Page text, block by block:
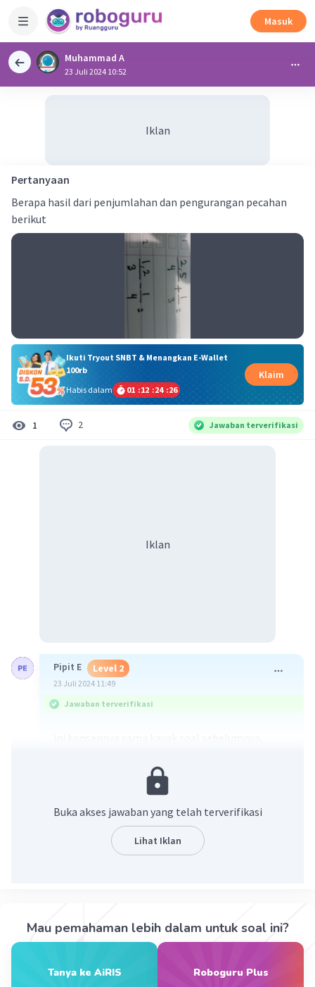
Masuk
Muhammad A
23 Juli 2024 10:52
Iklan
Pertanyaan
Berapa hasil dari penjumlahan dan pengurangan pecahan
berikut
Ikuti Tryout SNBT & Menangkan E-Wallet
100rb
Habis dalam
01 :12 :24 :26
Klaim
1 2 Jawaban terverifikasi
Iklan
Pipit E Level 2
23 Juli 2024 11:49
Jawaban terverifikasi
Muhammad A Level 100
Thanks:)
Buka akses jawaban yang telah terverifikasi
Lihat Iklan
Mau pemahaman lebih dalam untuk soal ini?
Tanya ke AiRIS Roboguru Plus